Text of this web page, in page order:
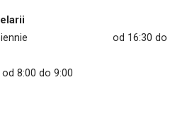
codziennie od 16:30 do
8:00 do 9:00